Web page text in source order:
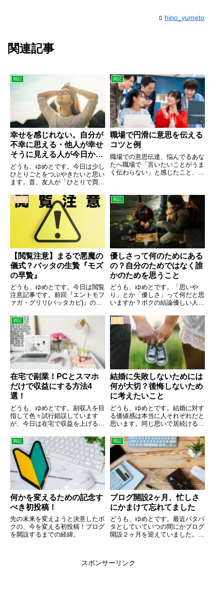
hino_yumeto
関連記事
雑記
幸せを感じれない。自分が
不幸に思える・他人が幸せ
そうに見える人が今日から
変わる方法
どうも、ゆめとです。今日は少し
ひとりごとをつぶやきたいと思い
ます。昔、友人が「ひとりで買い
える」とつぶやいていました。そ
の時、友人はいろいろと落ち込ん
でいたんだと思いますが。同じよ
うに辛く、希望が持てない人に
雑記
職場で円滑に意思を伝える
コツと例
職場での意思伝達、悩んでるあな
たへ職場で「言いたいことがうま
く伝わらない」と感じたこと、あ
に何かをお願いする時、言い方を
気にしてうまく言えなかったり。
ストレートに伝えて角が立つ…
未分類
【閲覧注意】まるで悪魔の
儀式？バッタの生贄『モズ
の早贄』
どうも、ゆめとです。今日は閲覧
注意記事です。前回『エントモフ
ァガ・グリリ(バッタカビ)』の話
う話をしたのですが、たまたまそ
ちらも発見したので今日はそんな
お話。皆さんは『モズの早贄』と
いう言葉を知っていますか？ち...
雑記
優しさって何のためにある
の？自分のためではなく誰
かのためを思うこと
どうも、ゆめとです。「思いや
り」とか「優しさ」って何だと思
いますか？ボクの結論優しい人を
しい人であれボクは、友人に「ボ
クはアンパンマンでいたいんです
よ」っていう話をします。困って
いる人に手を差し出せるような人
で...
雑記
在宅で副業！PCとスマホ
だけで収益にする方法4
選！
どうも、ゆめとです。副収入を目
指して色々試行錯誤しています
が、今日は在宅で収益を上げる方
増やす方法アフィリエイト今では
聞きなれた言葉になってきました
かね。広告収益です。ブロガーや
ユーチューバーなどがこれにあた
り...
恋愛
結婚に失敗しないためには
何が大切？後悔しないため
に考えたいこと
どうも、ゆめとです。結婚に対す
る価値感は本当に人それぞれだと
思います。同じ思いで居続けるの
付き合った彼氏と別れたそうで
す。結婚を考えていると言ってい
たはずの彼氏にやっぱり何か違う
と言われたそうです。そこに掛け
た...
雑記
何かを変えるための記念す
べき初投稿！
先の未来を変えようと決意したボ
クの、今を変える初投稿！ブログ
を開設するまでの経緯。
雑記
ブログ開設2ヶ月、忙しさ
にかまけて忘れてました
どうも、ゆめとです。最近バタバ
タとしていていつの間にかブログ
開設２ヶ月を迎えていました。そ
がまだまだ続けていきたいと思っ
スポンサーリンク